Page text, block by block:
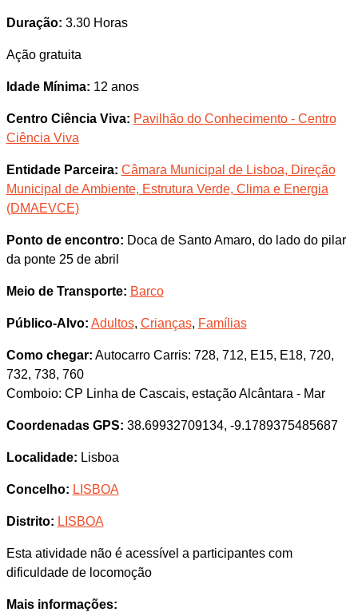
Duração: 3.30 Horas
Ação gratuita
Idade Mínima: 12 anos
Centro Ciência Viva: Pavilhão do Conhecimento - Centro
Ciência Viva
Entidade Parceira: Câmara Municipal de Lisboa, Direção
Municipal de Ambiente, Estrutura Verde, Clima e Energia
(DMAEVCE)
Ponto de encontro: Doca de Santo Amaro, do lado do pilar
da ponte 25 de abril
Meio de Transporte: Barco
Público-Alvo: Adultos, Crianças, Famílias
Como chegar: Autocarro Carris: 728, 712, E15, E18, 720,
732, 738, 760
Comboio: CP Linha de Cascais, estação Alcântara - Mar
Coordenadas GPS: 38.69932709134, -9.1789375485687
Localidade: Lisboa
Concelho: LISBOA
Distrito: LISBOA
Esta atividade não é acessível a participantes com
dificuldade de locomoção
Mais informações: